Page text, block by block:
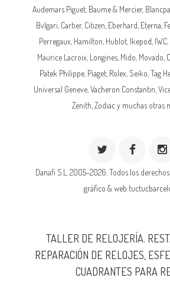
Audemars Piguet, Baume & Mercier,
Bvlgari, Cartier, Citizen, Eberhard, Eterna ,
Perregaux, Hamilton, Hublot, Ikepod IWC
Maurice Lacroix, Longines , Mido, Movado,
Patek Philippe , Piaget, Rolex , Seiko, Tag
Universal Geneve, Vacheron Constantin ,
Zenith, Zodiac y muchas otras
Danafi S.L. 2005-2026. Todos los
gráfico & web
TALLER DE RELOJERÍA.
REPARACIÓN DE RELOJES,
CUADRANTES PARA